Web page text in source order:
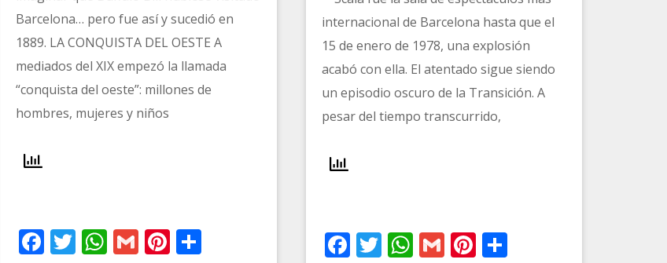
Barcelona… pero fue así y sucedió en
1889. LA CONQUISTA DEL OESTE A
mediados del XIX empezó la llamada
“conquista del oeste”: millones de
hombres, mujeres y niños
Facebook
Twitter
WhatsApp
GmailPinterest
internacional de Barcelona hasta que el
15 de enero de 1978, una explosión
acabó con ella. El atentado sigue siendo
un episodio oscuro de la Transición. A
pesar del tiempo transcurrido,
Facebook
Twitter
WhatsApp
GmailPinterest
Compartir